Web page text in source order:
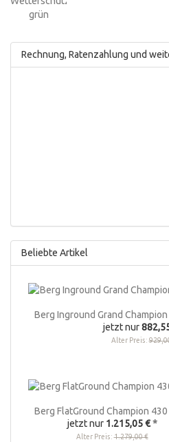
Rechnung, Ratenzahlung und
Beliebte Artikel
Berg Inground Grand
jetzt nur
Alter Preis:
Berg FlatGround Champion
jetzt nur 1.215,05 € *
Alter Preis:1.279,00 €